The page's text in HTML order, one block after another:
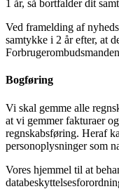
1 år, så bortfalder dit
Ved framelding af
samtykke i 2 år efter, at
Bogføring
Vi skal gemme alle
at vi gemmer fakturaer
regnskabsføring. Heraf
personoplysninger som
Vores hjemmel til at